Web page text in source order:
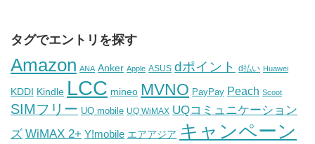
タグでエントリを探す
Amazon ANA Anker Apple ASUS dポイント d払い Huawei
KDDI Kindle LCC mineo MVNO PayPay Peach Scoot
SIMフリー UQ mobile UQ WiMAX UQコミュニケーション
ズ WiMAX 2+ Y!mobile エアアジア キャンペーン